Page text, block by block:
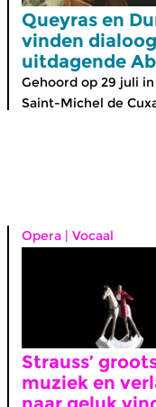
Queyras en
vinden
uitdagende
Gehoord op 29 juli
Saint-Michel de
Opera | Vocaal
Strauss’
muziek en